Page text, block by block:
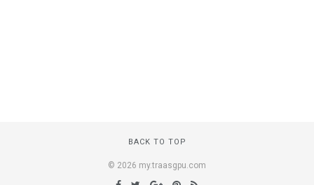
BACK TO TOP
© 2026 my.traasgpu.com